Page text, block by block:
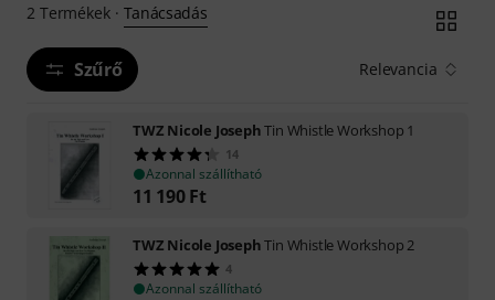
2 Termékek· Tanácsadás
Szűrő Relevancia
TWZ Nicole JosephTin Whistle Workshop 1
14
Azonnal szállítható
11 190 Ft
TWZ Nicole JosephTin Whistle Workshop 2
4
Azonnal szállítható